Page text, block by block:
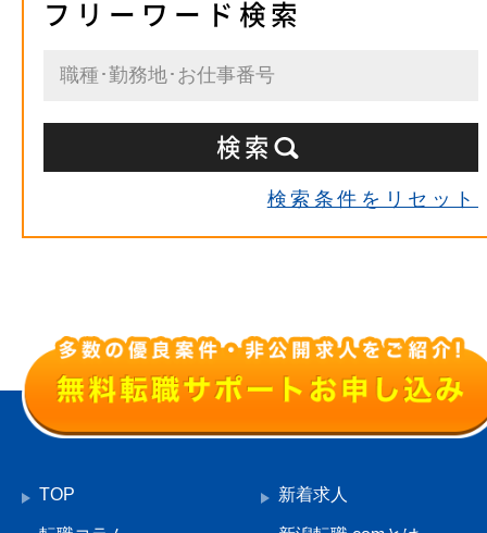
フリーワード検索
検索条件をリセット
TOP 新着求人